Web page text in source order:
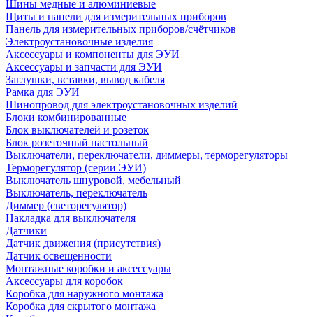
Шины медные и алюминиевые
Щиты и панели для измерительных приборов
Панель для измерительных приборов/счётчиков
Электроустановочные изделия
Аксессуары и компоненты для ЭУИ
Аксессуары и запчасти для ЭУИ
Заглушки, вставки, вывод кабеля
Рамка для ЭУИ
Шинопровод для электроустановочных изделий
Блоки комбинированные
Блок выключателей и розеток
Блок розеточный настольный
Выключатели, переключатели, диммеры, терморегуляторы
Терморегулятор (серии ЭУИ)
Выключатель шнуровой, мебельный
Выключатель, переключатель
Диммер (светорегулятор)
Накладка для выключателя
Датчики
Датчик движения (присутствия)
Датчик освещенности
Монтажные коробки и аксессуары
Аксессуары для коробок
Коробка для наружного монтажа
Коробка для скрытого монтажа